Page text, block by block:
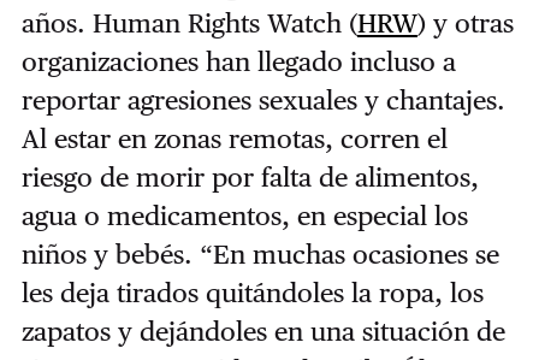
años. Human Rights Watch (HRW) y otras
organizaciones han llegado incluso a
reportar agresiones sexuales y chantajes.
Al estar en zonas remotas, corren el
riesgo de morir por falta de alimentos,
agua o medicamentos, en especial los
niños y bebés. “En muchas ocasiones se
les deja tirados quitándoles la ropa, los
zapatos y dejándoles en una situación de